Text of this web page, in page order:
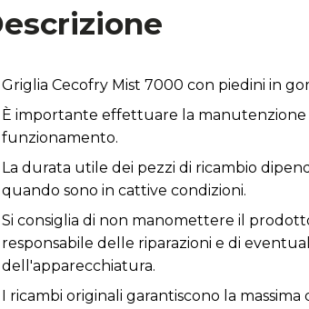
Griglia Cecofry Mist 7000 con piedini in
È importante effettuare la
funzionamento.
La durata utile dei pezzi di ricambio
quando sono in cattive condizioni.
Si consiglia di non manomettere il
responsabile delle riparazioni e di
dell'apparecchiatura.
I ricambi originali garantiscono la